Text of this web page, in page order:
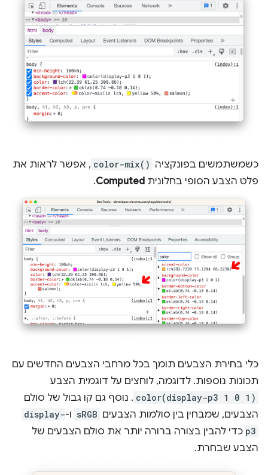
כשמשתמשים בפונקציה color-mix() , אפשר לראות את
פלט הצבע הסופי בחלונית Computed
.
כלי בחירת הצבעים תומך בכל מרחבי הצבעים החדשים עם
תכונות נוספות. לדוגמה, לוחצים על דוגמית הצבע
color(display-p3 1 0 1) . נוסף גם קו גבול של סולם
הצבעים, שמבחין בין סולמות הצבעים sRGB ו-display-
p3 כדי להבין בצורה ברורה יותר את סולם הצבעים של
הצבע שבחרת.